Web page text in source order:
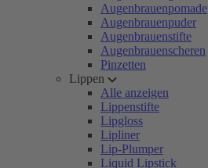
Augenbrauenpomade
Augenbrauenpuder
Augenbrauenstifte
Augenbrauenscheren
Pinzetten
Lippen
Alle anzeigen
Lippenstifte
Lipgloss
Lipliner
Lip-Plumper
Liquid Lipstick